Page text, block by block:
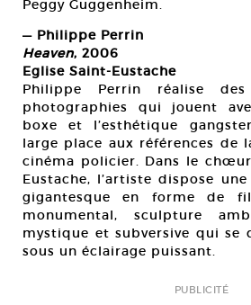
Peggy Guggenheim.
— Philippe Perrin
Heaven, 2006
Eglise Saint-Eustache
Philippe Perrin réalise
photographies qui jouent
boxe et l’esthétique
large place aux références de
cinéma policier. Dans le
Eustache, l’artiste dispose
gigantesque en forme de
monumental, sculpture
mystique et subversive qui se
sous un éclairage puissant.
PUBLICITÉ